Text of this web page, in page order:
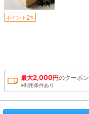
ポイント 2%
最大2,000円のクーポ
※利用条件あり